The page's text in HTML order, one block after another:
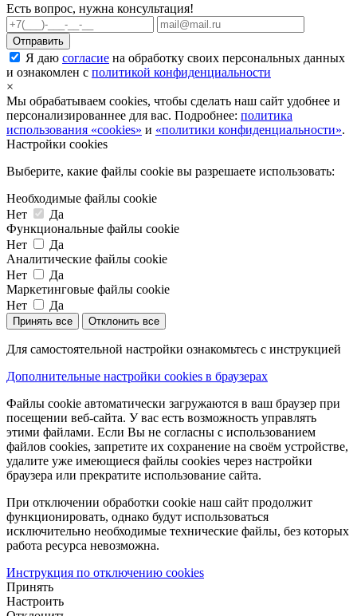
Есть вопрос, нужна консультация!
Я даю согласие на обработку своих персональных данных
и ознакомлен с политикой конфиденциальности
×
Мы обрабатываем cookies, чтобы сделать наш сайт удобнее и
персонализированнее для вас. Подробнее: политика
использования «cookies» и «политики конфиденциальности».
Настройки cookies
Выберите, какие файлы cookie вы разрешаете использовать:
Необходимые файлы cookie
Нет
Да
Функциональные файлы cookie
Нет
Да
Аналитические файлы cookie
Нет
Да
Маркетинговые файлы cookie
Нет
Да
Принять все Отклонить все
Для самостоятельной настройки ознакомьтесь с инструкцией
Дополнительные настройки cookies в браузерах
Файлы cookie автоматически загружаются в ваш браузер при
посещении веб-сайта. У вас есть возможность управлять
этими файлами. Если Вы не согласны с использованием
файлов cookies, запретите их сохранение на своём устройстве,
удалите уже имеющиеся файлы cookies через настройки
браузера или прекратите использование сайта.
При отключении обработки cookie наш сайт продолжит
функционировать, однако будут использоваться
исключительно необходимые технические файлы, без которых
работа ресурса невозможна.
Инструкция по отключению cookies
Принять
Настроить